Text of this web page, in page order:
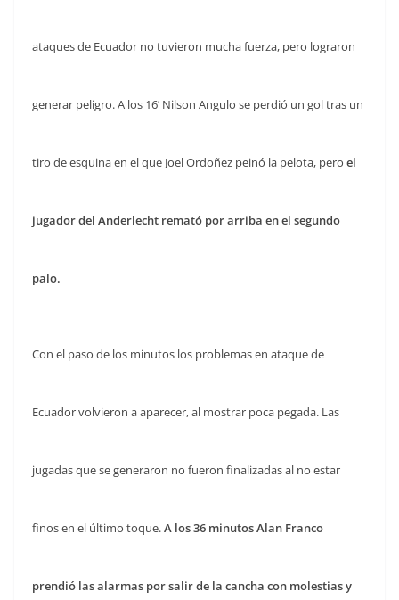
ataques de Ecuador no tuvieron mucha fuerza, pero lograron
generar peligro. A los 16’ Nilson Angulo se perdió un gol tras un
tiro de esquina en el que Joel Ordoñez peinó la pelota, pero el
jugador del Anderlecht remató por arriba en el segundo
palo.
Con el paso de los minutos los problemas en ataque de
Ecuador volvieron a aparecer, al mostrar poca pegada. Las
jugadas que se generaron no fueron finalizadas al no estar
finos en el último toque.A los 36 minutos Alan Franco
prendió las alarmas por salir de la cancha con molestias y